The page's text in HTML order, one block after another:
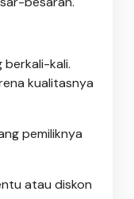
berkali-kali.
kualitasnya
pemiliknya
atau diskon